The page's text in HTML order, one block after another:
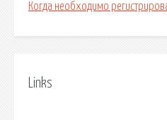
Когда необходимо
Links